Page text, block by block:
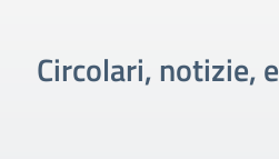
Circolari, notizie,